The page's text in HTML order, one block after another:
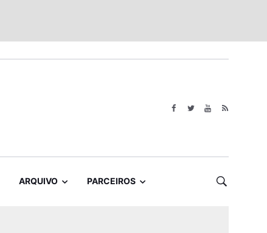
ARQUIVO PARCEIROS